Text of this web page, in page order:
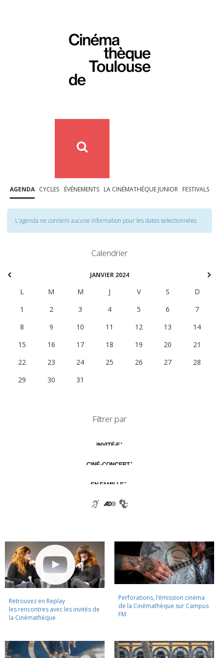
AGENDA CYCLES ÉVÉNEMENTS LA CINÉMATHÈQUE JUNIOR FESTIVALS
L'agenda ne contient aucune information pour les dates selectionnées
Calendrier
JANVIER 2024
L M M J V S
D
1
2 3 4 5 6
7
8
9 10 11 12 13
14
15
16 17 18 19 20
21
22
23 24 25 26 27
28
29
30 31
Filtrer par
Retrouvez en Replay
les rencontres avec les invités de
la Cinémathèque
Perforations, l’émission cinéma
de la Cinémathèque sur Campus
FM